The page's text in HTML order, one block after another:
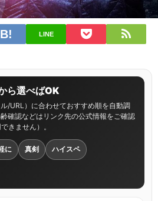
LINE
ら選べばOK
/URL）に合わせておすすめ順を自動調
確認などはリンク先の公式情報をご確認
きません）。
に 真剣 ハイスペ